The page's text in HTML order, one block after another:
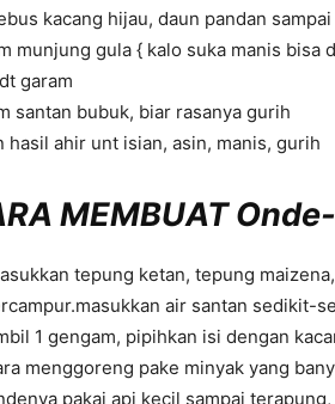
kacang hijau, daun pandan
munjung gula { kalo suka manis bisa
garam
santan bubuk, biar rasanya gurih
hasil ahir unt isian, asin, manis, gurih
MEMBUAT
tepung ketan, tepung
air santan sedikit-
1 gengam, pipihkan isi dengan
menggoreng pake minyak yang
pakai api kecil sampai